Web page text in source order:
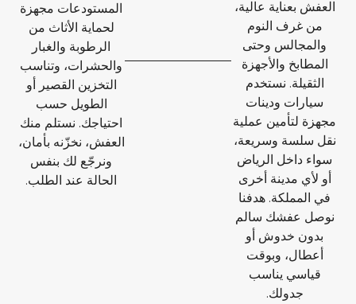
العفش بعناية عالية،
من غرف النوم
والمجالس وحتى
المطابخ والأجهزة
الثقيلة. نستخدم
سيارات ودينات
مجهزة لتأمين عملية
نقل سلسة وسريعة،
سواء داخل الرياض
أو لأي مدينة أخرى
في المملكة. هدفنا
نوصل عفشك سالم
بدون خدوش أو
أعطال، وبوقت
قياسي يناسب
جدولك.
المستودعات مجهزة
لحماية الأثاث من
الرطوبة والغبار
والحشرات، وتناسب
التخزين القصير أو
الطويل حسب
احتياجك. نستلم منك
العفش، نخزّنه بأمان،
ونرجّع لك بنفس
الحالة عند الطلب.